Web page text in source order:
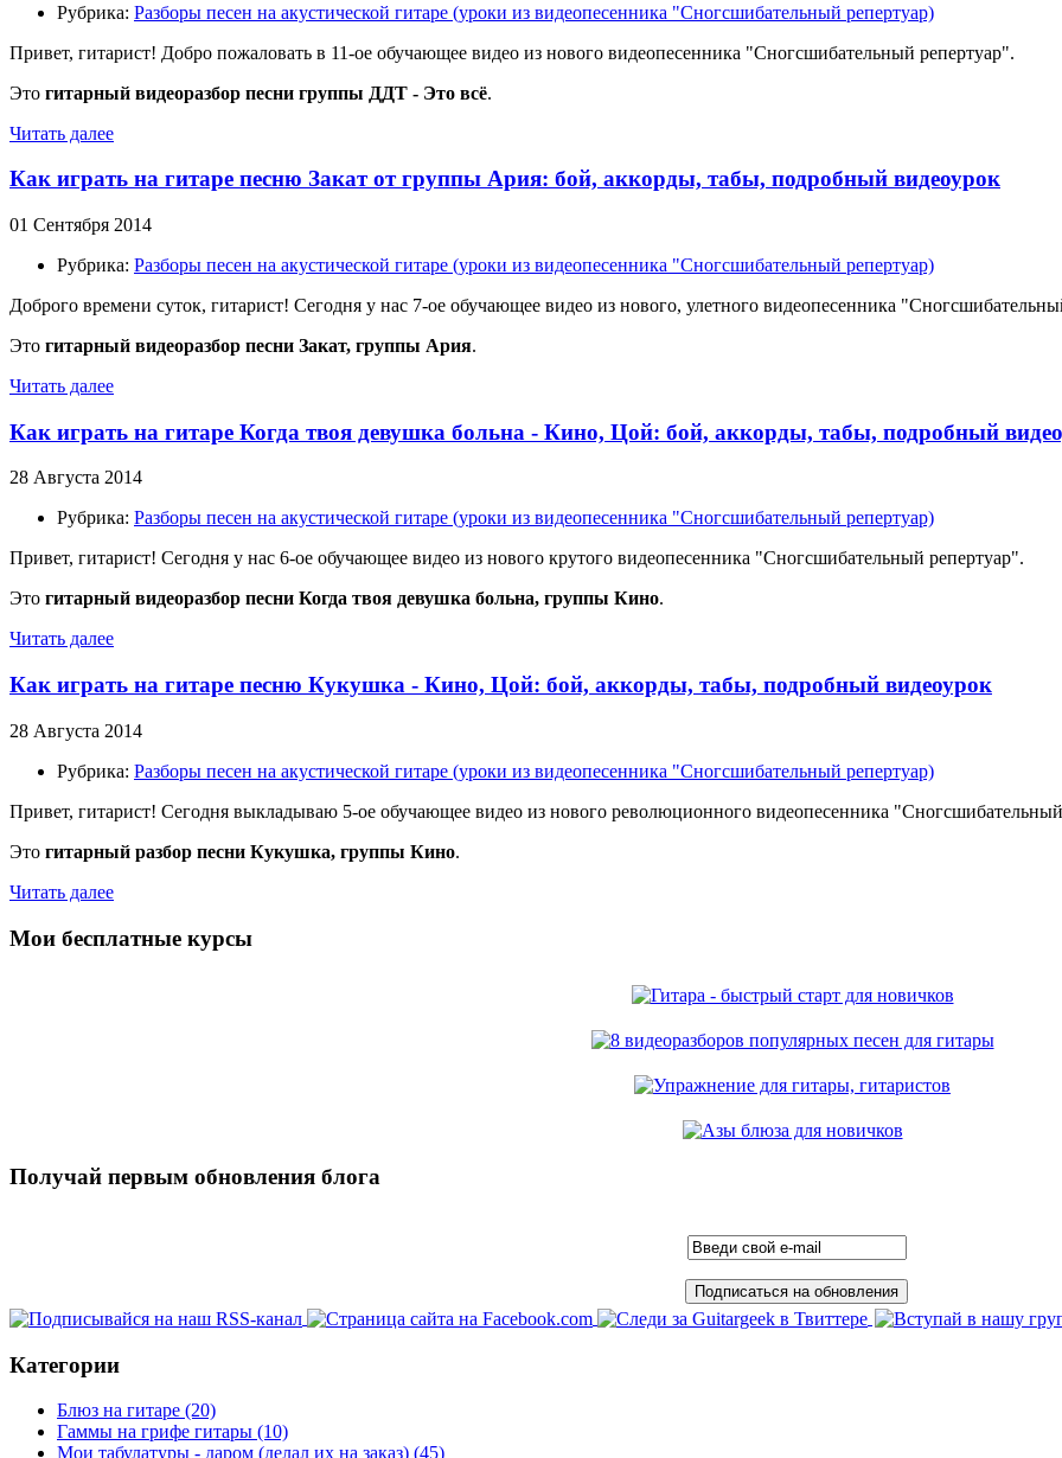
Рубрика: Разборы песен на акустической гитаре (уроки из видеопесенника "Сногсшибательный репертуар)
Привет, гитарист! Добро пожаловать в 11-ое обучающее видео из нового видеопесенника "Сногсшибательный репертуар".
Это гитарный видеоразбор песни группы ДДТ - Это всё.
Читать далее
Как играть на гитаре песню Закат от группы Ария: бой, аккорды, табы, подробный видеоурок
01 Сентября 2014
Рубрика: Разборы песен на акустической гитаре (уроки из видеопесенника "Сногсшибательный репертуар)
Доброго времени суток, гитарист! Сегодня у нас 7-ое обучающее видео из нового, улетного видеопесенника
Это гитарный видеоразбор песни Закат, группы Ария.
Читать далее
Как играть на гитаре Когда твоя девушка больна - Кино, Цой: бой, аккорды, табы, подробный
28 Августа 2014
Рубрика: Разборы песен на акустической гитаре (уроки из видеопесенника "Сногсшибательный репертуар)
Привет, гитарист! Сегодня у нас 6-ое обучающее видео из нового крутого видеопесенника "Сногсшибательный репертуар".
Это гитарный видеоразбор песни Когда твоя девушка больна, группы Кино.
Читать далее
Как играть на гитаре песню Кукушка - Кино, Цой: бой, аккорды, табы, подробный видеоурок
28 Августа 2014
Рубрика: Разборы песен на акустической гитаре (уроки из видеопесенника "Сногсшибательный репертуар)
Привет, гитарист! Сегодня выкладываю 5-ое обучающее видео из нового революционного видеопесенника
Это гитарный разбор песни Кукушка, группы Кино.
Читать далее
Мои бесплатные курсы
Получай первым обновления блога
Категории
Блюз на гитаре (20)
Гаммы на грифе гитары (10)
Мои табулатуры - даром (делал их на заказ) (45)